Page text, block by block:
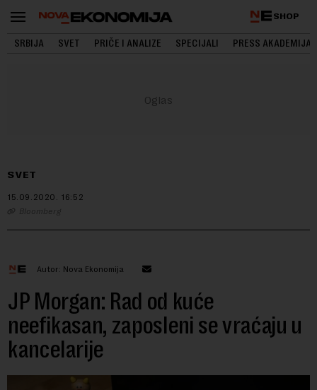
SHOP
SRBIJA SVET PRIČE I ANALIZE SPECIJALI PRESS AKADEMIJA
SVET
15.09.2020. 16:52
Bloomberg
Autor: Nova Ekonomija
JP Morgan: Rad od kuće
neefikasan, zaposleni se vraćaju u
kancelarije